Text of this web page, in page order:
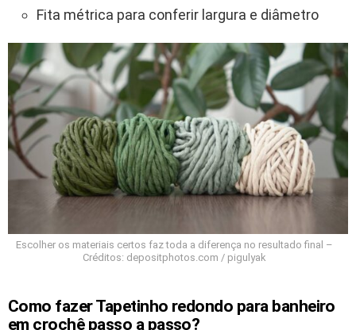
Fita métrica para conferir largura e diâmetro
Escolher os materiais certos faz toda a diferença no resultado final –
Créditos: depositphotos.com / pigulyak
Como fazer Tapetinho redondo para banheiro
em crochê passo a passo?